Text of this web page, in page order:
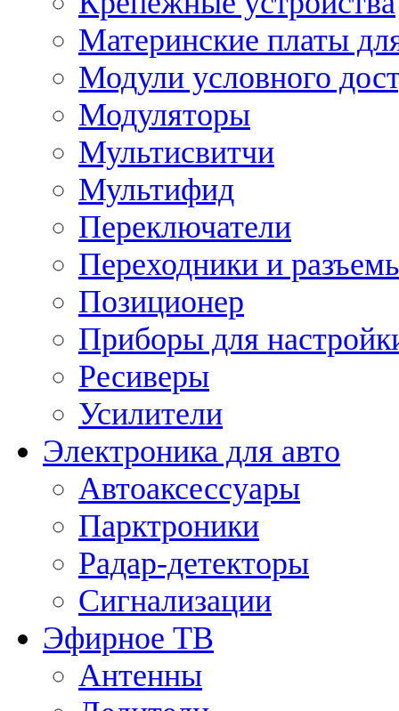
Материнские платы
Модули условного
Модуляторы
Мультисвитчи
Мультифид
Переключатели
Переходники и
Позиционер
Приборы для
Ресиверы
Усилители
Электроника для авто
Автоаксессуары
Парктроники
Радар-детекторы
Сигнализации
Эфирное ТВ
Антенны